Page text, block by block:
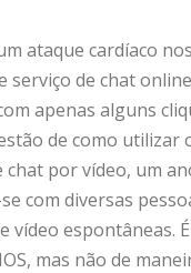
ataque cardíaco
de chat
apenas alguns
de como
por vídeo, um
com diversas
vídeo
mas não de